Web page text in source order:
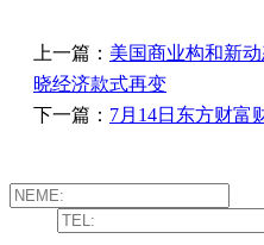
上一篇： 美国商业构和新
晓经济款式再变
下一篇： 7月14日东方财富